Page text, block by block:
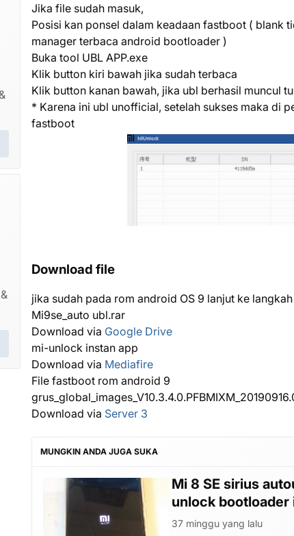
Jika file sudah masuk,
Posisi kan ponsel dalam keadaan fastboot ( blank
manager terbaca android bootloader )
Buka tool UBL APP.exe
Klik button kiri bawah jika sudah terbaca
Klik button kanan bawah, jika ubl berhasil muncul
* Karena ini ubl unofficial, setelah sukses maka di
fastboot
Download file
jika sudah pada rom android OS 9 lanjut ke
Mi9se_auto ubl.rar
Download via Google Drive
mi-unlock instan app
Download via Mediafire
File fastboot rom android 9
Download via Server 3
MUNGKIN ANDA JUGA SUKA
Mi 8 SE sirius
unlock bootloader
37 minggu yang lalu